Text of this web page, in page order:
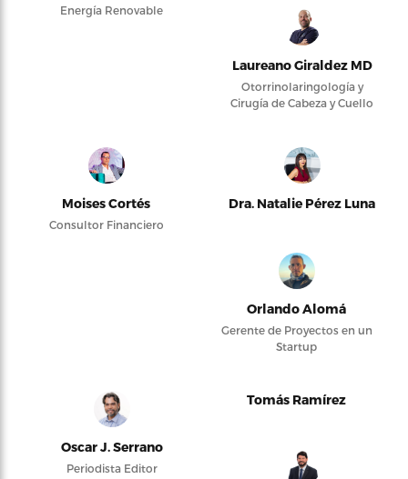
Energía Renovable
Laureano Giraldez MD
Otorrinolaringología y
Cirugía de Cabeza y Cuello
Moises Cortés
Consultor Financiero
Dra. Natalie Pérez Luna
Orlando Alomá
Gerente de Proyectos en un
Startup
Oscar J. Serrano
Periodista Editor
Tomás Ramírez